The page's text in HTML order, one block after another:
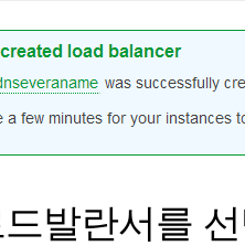
발란서를